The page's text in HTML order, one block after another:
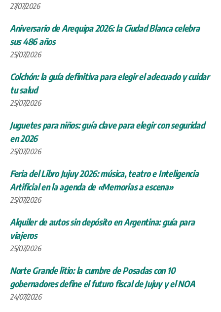
27/07/2026
Aniversario de Arequipa 2026: la Ciudad Blanca celebra
sus 486 años
25/07/2026
Colchón: la guía definitiva para elegir el adecuado y cuidar
tu salud
25/07/2026
Juguetes para niños: guía clave para elegir con seguridad
en 2026
25/07/2026
Feria del Libro Jujuy 2026: música, teatro e Inteligencia
Artificial en la agenda de «Memorias a escena»
25/07/2026
Alquiler de autos sin depósito en Argentina: guía para
viajeros
25/07/2026
Norte Grande litio: la cumbre de Posadas con 10
gobernadores define el futuro fiscal de Jujuy y el NOA
24/07/2026